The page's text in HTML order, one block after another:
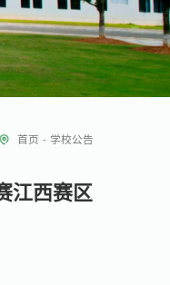
首页 - 学校公告
江西赛区